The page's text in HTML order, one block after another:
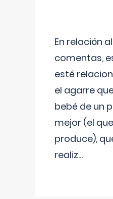
En relación
comentas,
esté
el agarre
bebé de un
mejor (el
produce),
realiz...